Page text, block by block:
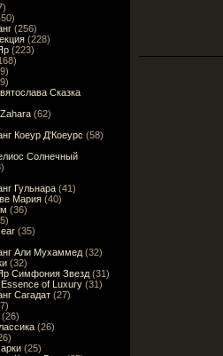
(256)
(228)
(223)
Сказка
(62)
Коеур Д'Коеурс (58)
Солнечный
Гульнара(41)
Мария(40)
(36)
(35)
Али Мухаммед(32)
(32)
Симфония Звезд(31)
of Luxury(31)
Сагадат(27)
(26)
(26)
(25)